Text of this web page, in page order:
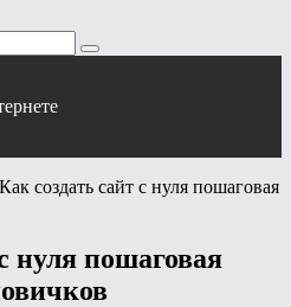
Как создать сайт с нуля пошаговая
нуля пошаговая